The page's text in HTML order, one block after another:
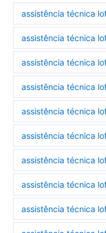
assistência técnica
assistência técnica
assistência técnica
assistência técnica
assistência técnica
assistência técnica
assistência técnica
assistência técnica
assistência técnica